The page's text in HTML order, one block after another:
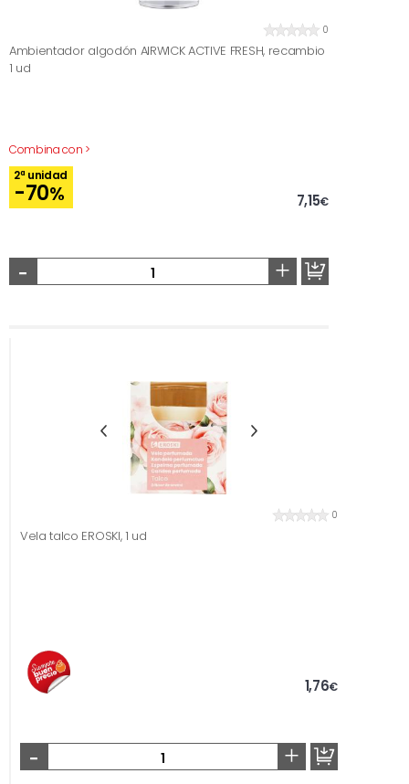
0
Ambientador algodón AIRWICK ACTIVE FRESH, recambio
1 ud
Combina con >
2ª unidad
-70% 7,15€
- +
0
Vela talco EROSKI, 1 ud
1,76€
- +